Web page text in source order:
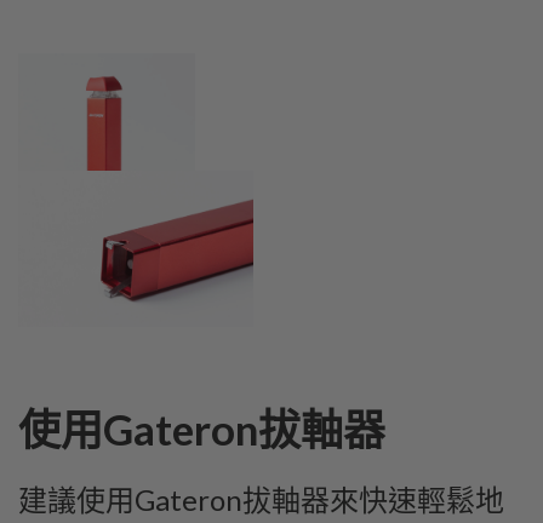
使用Gateron拔軸器
建議使用Gateron拔軸器來快速輕鬆地